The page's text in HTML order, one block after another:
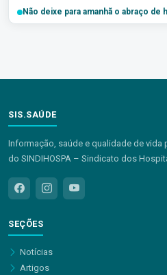
Não deixe para amanhã o abraço de
SIS.SAÚDE
Informação, saúde e qualidade de vida
do SINDIHOSPA – Sindicato dos
SEÇÕES
Notícias
Artigos